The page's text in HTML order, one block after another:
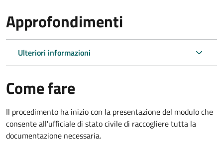
Approfondimenti
Ulteriori informazioni
Come fare
Il procedimento ha inizio con la presentazione del modulo che
consente all'ufficiale di stato civile di raccogliere tutta la
documentazione necessaria.